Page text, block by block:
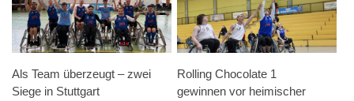
Als Team überzeugt – zwei
Siege in Stuttgart
Rolling Chocolate 1
gewinnen vor heimischer